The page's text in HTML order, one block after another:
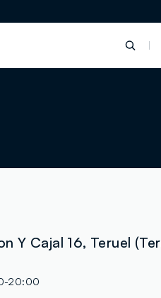
Y Cajal 16, Teruel
20:00